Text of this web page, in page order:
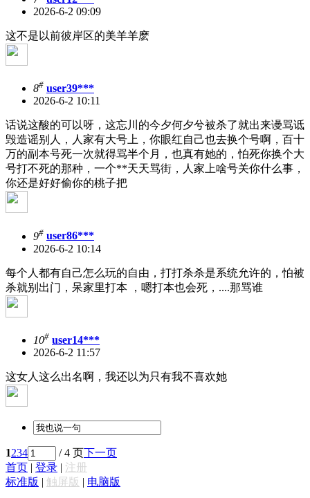
2026-6-2 09:09
这不是以前彼岸区的美羊羊麽
8# user39***
2026-6-2 10:11
话说这酸的可以呀，这忘川的今夕何夕兮被杀了就出来谩骂诋
毁造谣别人，人家有大号上，你眼红自己也去换个号啊，百十
万的副本号死一次就得骂半个月，也真有她的，怕死你换个大
号打不死的那种，一个**天天骂街，人家上啥号关你什么事，
你还是好好偷你的桃子把
9# user86***
2026-6-2 10:14
每个人都有自己怎么玩的自由，打打杀杀是系统允许的，怕被
杀就别出门，呆家里打本 ，嗯打本也会死，....那骂谁
10# user14***
2026-6-2 11:57
这女人这么出名啊，我还以为只有我不喜欢她
1234 / 4 页下一页
首页 | 登录 | 注册
标准版 | 触屏版 | 电脑版